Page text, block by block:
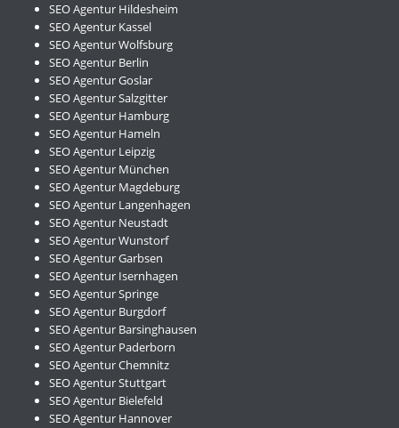
SEO Agentur Hildesheim
SEO Agentur Kassel
SEO Agentur Wolfsburg
SEO Agentur Berlin
SEO Agentur Goslar
SEO Agentur Salzgitter
SEO Agentur Hamburg
SEO Agentur Hameln
SEO Agentur Leipzig
SEO Agentur München
SEO Agentur Magdeburg
SEO Agentur Langenhagen
SEO Agentur Neustadt
SEO Agentur Wunstorf
SEO Agentur Garbsen
SEO Agentur Isernhagen
SEO Agentur Springe
SEO Agentur Burgdorf
SEO Agentur Barsinghausen
SEO Agentur Paderborn
SEO Agentur Chemnitz
SEO Agentur Stuttgart
SEO Agentur Bielefeld
SEO Agentur Hannover